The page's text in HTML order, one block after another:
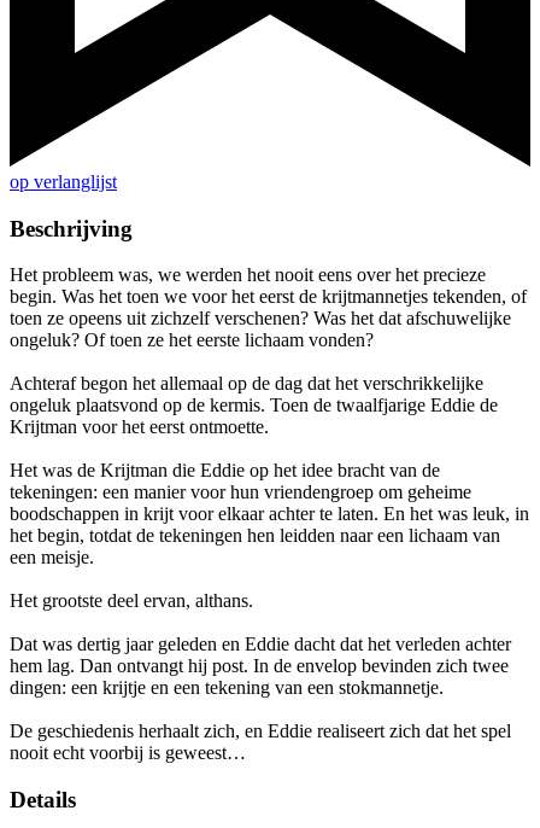
op verlanglijst
Beschrijving
Het probleem was, we werden het nooit eens over het precieze
begin. Was het toen we voor het eerst de krijtmannetjes tekenden, of
toen ze opeens uit zichzelf verschenen? Was het dat afschuwelijke
ongeluk? Of toen ze het eerste lichaam vonden?
Achteraf begon het allemaal op de dag dat het verschrikkelijke
ongeluk plaatsvond op de kermis. Toen de twaalfjarige Eddie de
Krijtman voor het eerst ontmoette.
Het was de Krijtman die Eddie op het idee bracht van de
tekeningen: een manier voor hun vriendengroep om geheime
boodschappen in krijt voor elkaar achter te laten. En het was leuk, in
het begin, totdat de tekeningen hen leidden naar een lichaam van
een meisje.
Het grootste deel ervan, althans.
Dat was dertig jaar geleden en Eddie dacht dat het verleden achter
hem lag. Dan ontvangt hij post. In de envelop bevinden zich twee
dingen: een krijtje en een tekening van een stokmannetje.
De geschiedenis herhaalt zich, en Eddie realiseert zich dat het spel
nooit echt voorbij is geweest…
Details